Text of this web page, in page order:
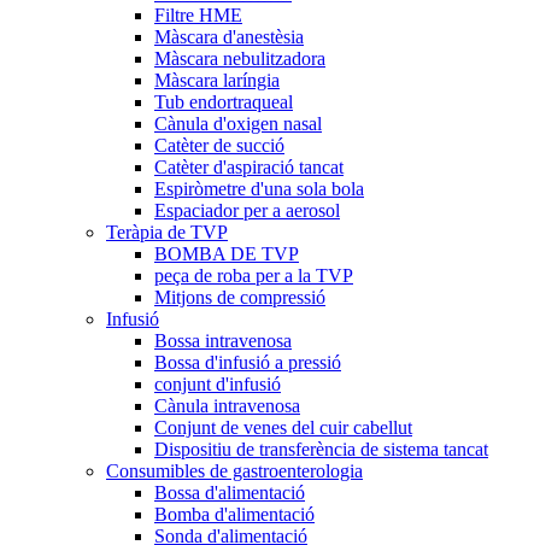
Filtre HME
Màscara d'anestèsia
Màscara nebulitzadora
Màscara laríngia
Tub endortraqueal
Cànula d'oxigen nasal
Catèter de succió
Catèter d'aspiració tancat
Espiròmetre d'una sola bola
Espaciador per a aerosol
Teràpia de TVP
BOMBA DE TVP
peça de roba per a la TVP
Mitjons de compressió
Infusió
Bossa intravenosa
Bossa d'infusió a pressió
conjunt d'infusió
Cànula intravenosa
Conjunt de venes del cuir cabellut
Dispositiu de transferència de sistema tancat
Consumibles de gastroenterologia
Bossa d'alimentació
Bomba d'alimentació
Sonda d'alimentació